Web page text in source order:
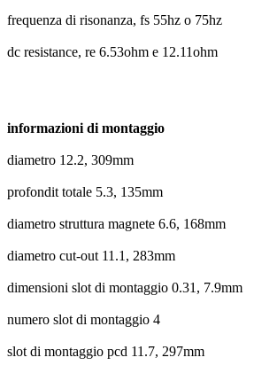
frequenza di risonanza, fs 55hz o 75hz
dc resistance, re 6.53ohm e 12.11ohm
informazioni di montaggio
diametro 12.2, 309mm
profondit totale 5.3, 135mm
diametro struttura magnete 6.6, 168mm
diametro cut-out 11.1, 283mm
dimensioni slot di montaggio 0.31, 7.9mm
numero slot di montaggio 4
slot di montaggio pcd 11.7, 297mm